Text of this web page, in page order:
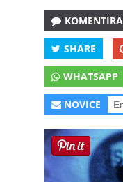
SHARE
WHATSAPP
NOVICE